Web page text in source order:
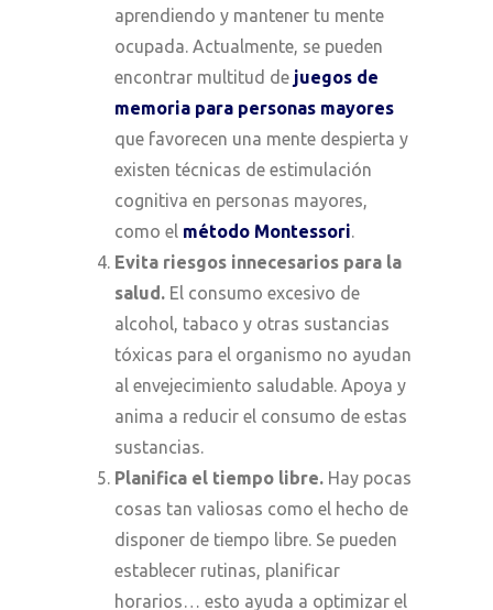
aprendiendo y mantener tu mente
ocupada. Actualmente, se pueden
encontrar multitud de juegos de
memoria para personas mayores
que favorecen una mente despierta y
existen técnicas de estimulación
cognitiva en personas mayores,
como el método Montessori.
Evita riesgos innecesarios para la
salud. El consumo excesivo de
alcohol, tabaco y otras sustancias
tóxicas para el organismo no ayudan
al envejecimiento saludable. Apoya y
anima a reducir el consumo de estas
sustancias.
Planifica el tiempo libre. Hay pocas
cosas tan valiosas como el hecho de
disponer de tiempo libre. Se pueden
establecer rutinas, planificar
horarios… esto ayuda a optimizar el